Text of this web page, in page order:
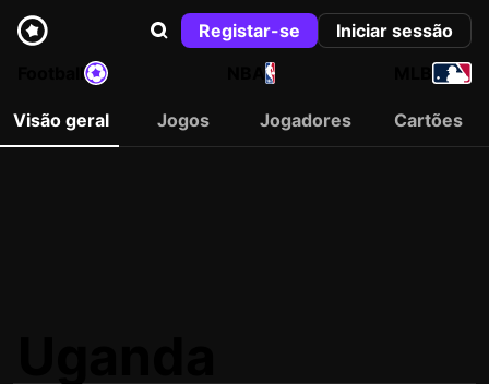
Registar-se
Iniciar sessão
NBA
Visão geral Jogos Jogadores Cartões